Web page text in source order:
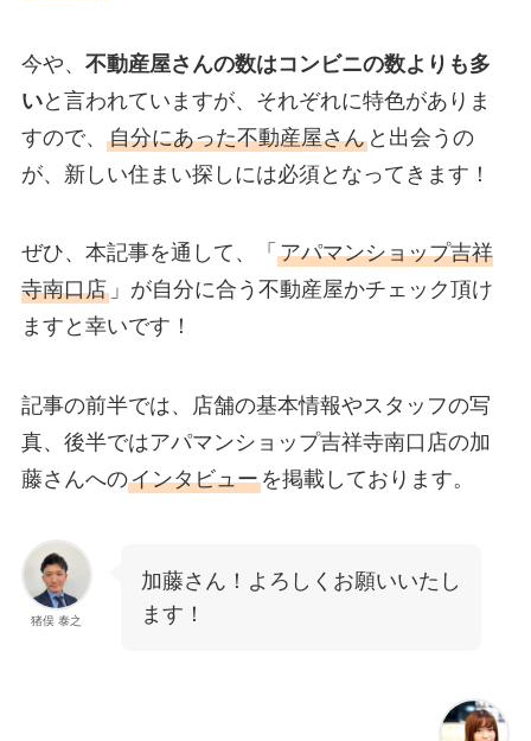
今や、 不動産屋さんの数はコンビニの数よりも多
いと言われていますが、それぞれに特色がありま
すので、 自分にあった不動産屋さんと出会うの
が、新しい住まい探しには必須となってきます！
ぜひ、本記事を通して、「 アパマンショップ吉祥
寺南口店」が自分に合う不動産屋かチェック頂け
ますと幸いです！
記事の前半では、店舗の基本情報やスタッフの写
真、後半ではアパマンショップ吉祥寺南口店の加
藤さんへのインタビューを掲載しております。
猪俣 泰之
加藤さん！よろしくお願いいたし
ます！